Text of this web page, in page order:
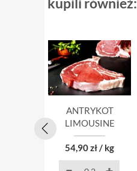
ANTRYKOT
LIMOUSINE
54,90 zł / kg